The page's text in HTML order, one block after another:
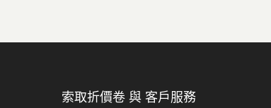
索取折價卷 與 客戶服務